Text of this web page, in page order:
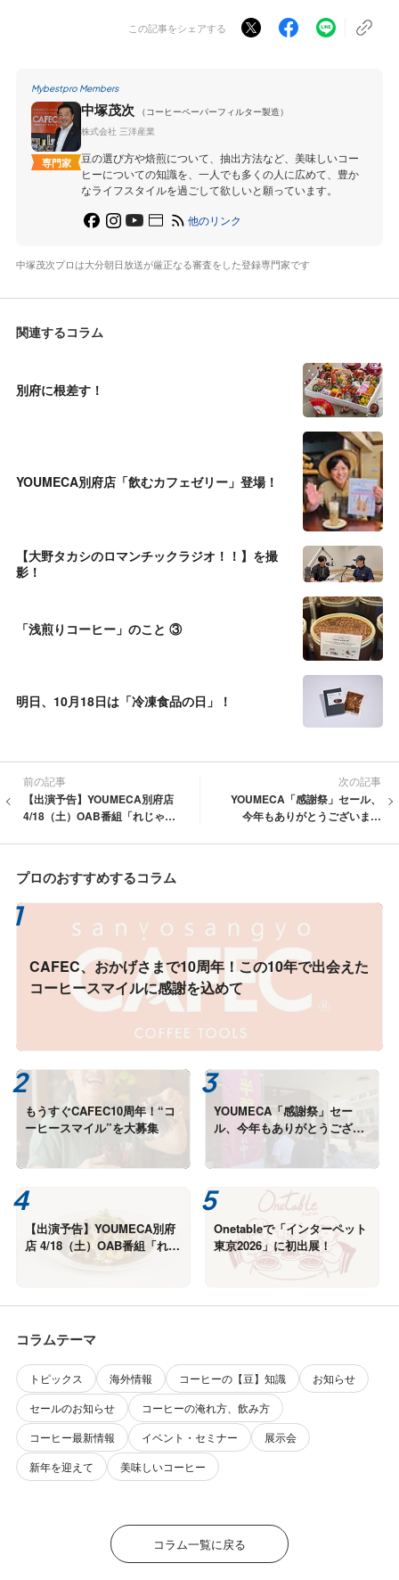
この記事をシェアする
Mybestpro Members
専門家
中塚茂次
（コーヒーペーパーフィルター製造）
株式会社 三洋産業
豆の選び方や焙煎について、抽出方法など、美味しいコー
ヒーについての知識を、一人でも多くの人に広めて、豊か
なライフスタイルを過ごして欲しいと願っています。
他のリンク
中塚茂次プロは大分朝日放送が厳正なる審査をした登録専門家です
関連するコラム
別府に根差す！
YOUMECA別府店「飲むカフェゼリー」登場！
【大野タカシのロマンチックラジオ！！】を撮
影！
「浅煎りコーヒー」のこと ③
明日、10月18日は「冷凍食品の日」！
前の記事
【出演予告】YOUMECA別府店
4/18（土）OAB番組「れじゃぐ
次の記事
YOUMECA「感謝祭」セール、
今年もありがとうございまし
プロのおすすめするコラム
CAFEC、おかげさまで10周年！この10年で出会えた
コーヒースマイルに感謝を込めて
もうすぐCAFEC10周年！“コ
ーヒースマイル”を大募集
YOUMECA「感謝祭」セー
ル、今年もありがとうござい
【出演予告】YOUMECA別府
店 4/18（土）OAB番組「れじ
ゃぐる」カレー9選！
Onetableで「インターペット
東京2026」に初出展！
コラムテーマ
トピックス 海外情報 コーヒーの【豆】知識
お知らせ
セールのお知らせ
コーヒーの淹れ方、飲み方
コーヒー最新情報
イベント・セミナー
展示会
新年を迎えて
美味しいコーヒー
コラム一覧に戻る